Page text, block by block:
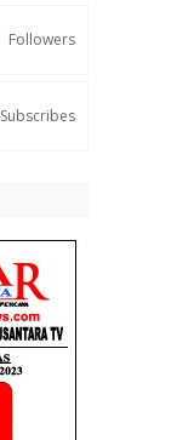
Followers
Subscribes